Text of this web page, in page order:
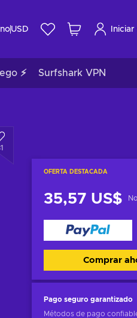
USD
⚡ Surfshark VPN
OFERTA DESTACADA
35,57 US$
Comprar
Pago seguro garantizado
Métodos de pago